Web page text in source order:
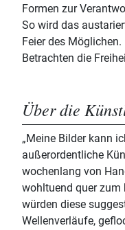
Formen zur
So wird das
Feier des
Betrachten die
Über die
„Meine Bilder kann
außerordentliche
wochenlang von
wohltuend quer zum
würden diese
Wellenverläufe,